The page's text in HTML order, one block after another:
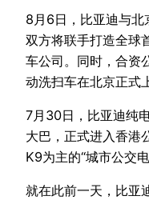
8月6日，比亚迪与北
双方将联手打造全球
车公司。同时，合资
动洗扫车在北京正式
7月30日，比亚迪纯
大巴，正式进入香港
K9为主的“城市公交
就在此前一天，比亚